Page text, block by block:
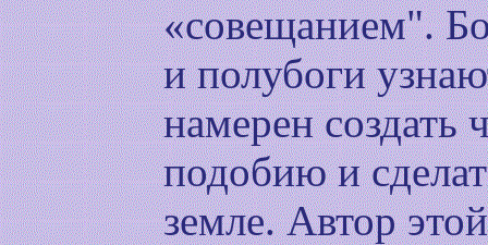
«совещанием".
и полубоги
намерен создать
подобию и
земле. Автор